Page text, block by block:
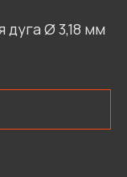
дуга Ø 3,18 мм